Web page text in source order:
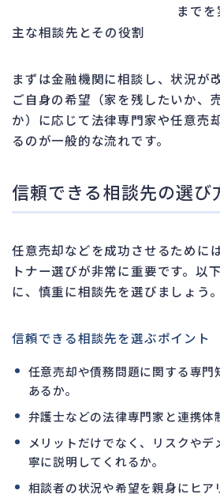
までを
主な相談先とその役割
まずは金融機関に相談し、状況が
ご自身の希望（家を残したいか、
か）に応じて法律専門家や任意売
るのが一般的な流れです。
信頼できる相談先の選び
任意売却などを成功させるために
トナー選びが非常に重要です。以
に、慎重に相談先を選びましょう。
信頼できる相談先を選ぶポイント
任意売却や債務問題に関する専門
あるか。
弁護士などの法律専門家と連携体
メリットだけでなく、リスクやデ
寧に説明してくれるか。
相談者の状況や希望を親身にヒア